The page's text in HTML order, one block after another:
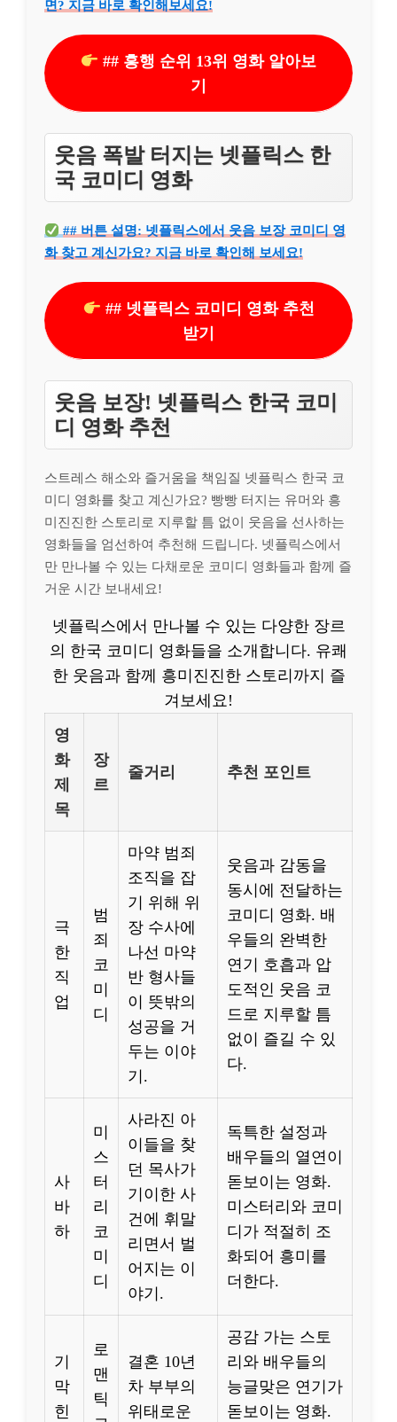
면? 지금 바로 확인해보세요!
## 흥행 순위 13위 영화 알아보
기
웃음 폭발 터지는 넷플릭스 한
국 코미디 영화
## 버튼 설명: 넷플릭스에서 웃음 보장 코미디 영
화 찾고 계신가요? 지금 바로 확인해 보세요!
## 넷플릭스 코미디 영화 추천
받기
웃음 보장! 넷플릭스 한국 코미
디 영화 추천
스트레스 해소와 즐거움을 책임질 넷플릭스 한국 코
미디 영화를 찾고 계신가요? 빵빵 터지는 유머와 흥
미진진한 스토리로 지루할 틈 없이 웃음을 선사하는
영화들을 엄선하여 추천해 드립니다. 넷플릭스에서
만 만나볼 수 있는 다채로운 코미디 영화들과 함께 즐
거운 시간 보내세요!
넷플릭스에서 만나볼 수 있는 다양한 장르
의 한국 코미디 영화들을 소개합니다. 유쾌
한 웃음과 함께 흥미진진한 스토리까지 즐
겨보세요!
영
화
제
목
장
르
줄거리 추천 포인트
극
한
직
업
범
죄
코
미
디
마약 범죄
조직을 잡
기 위해 위
장 수사에
나선 마약
반 형사들
이 뜻밖의
성공을 거
두는 이야
기.
웃음과 감동을
동시에 전달하는
코미디 영화. 배
우들의 완벽한
연기 호흡과 압
도적인 웃음 코
드로 지루할 틈
없이 즐길 수 있
다.
사
바
하
미
스
터
리
코
미
디
사라진 아
이들을 찾
던 목사가
기이한 사
건에 휘말
리면서 벌
어지는 이
야기.
독특한 설정과
배우들의 열연이
돋보이는 영화.
미스터리와 코미
디가 적절히 조
화되어 흥미를
더한다.
기
막
힌
로
맨
틱
결혼 10년
차 부부의
위태로운
공감 가는 스토
리와 배우들의
능글맞은 연기가
돋보이는 영화.